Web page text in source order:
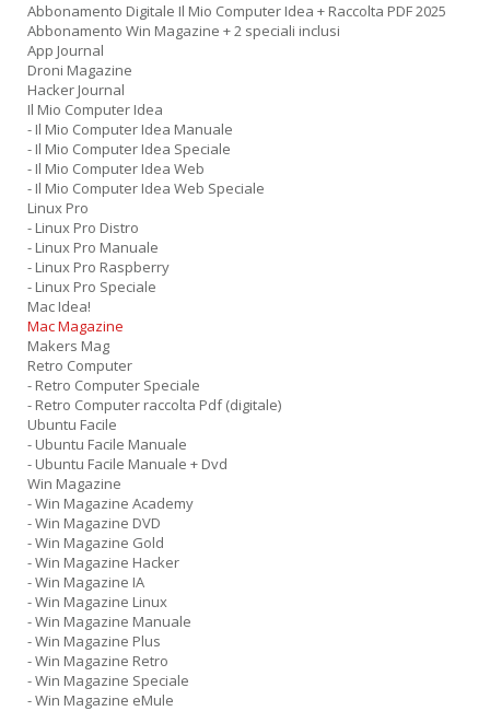
Abbonamento Digitale Il Mio Computer Idea + Raccolta PDF 2025
Abbonamento Win Magazine + 2 speciali inclusi
App Journal
Droni Magazine
Hacker Journal
Il Mio Computer Idea
- Il Mio Computer Idea Manuale
- Il Mio Computer Idea Speciale
- Il Mio Computer Idea Web
- Il Mio Computer Idea Web Speciale
Linux Pro
- Linux Pro Distro
- Linux Pro Manuale
- Linux Pro Raspberry
- Linux Pro Speciale
Mac Idea!
Mac Magazine
Makers Mag
Retro Computer
- Retro Computer Speciale
- Retro Computer raccolta Pdf (digitale)
Ubuntu Facile
- Ubuntu Facile Manuale
- Ubuntu Facile Manuale + Dvd
Win Magazine
- Win Magazine Academy
- Win Magazine DVD
- Win Magazine Gold
- Win Magazine Hacker
- Win Magazine IA
- Win Magazine Linux
- Win Magazine Manuale
- Win Magazine Plus
- Win Magazine Retro
- Win Magazine Speciale
- Win Magazine eMule